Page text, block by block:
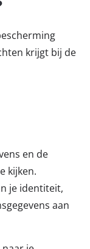
krijgt bij de
en de
kijken.
je identiteit,
aan